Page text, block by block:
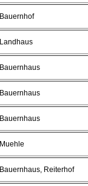
Bauernhof
Landhaus
Bauernhaus
Bauernhaus
Bauernhaus
Muehle
Bauernhaus, Reiterhof